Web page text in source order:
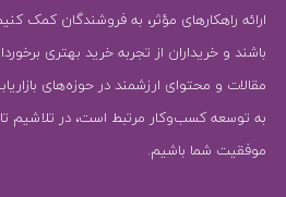
ارائه راهکارهای مؤثر، به فروشندگان کمک
باشند و خریداران از تجربه خرید بهتری
مقالات و محتوای ارزشمند در حوزه‌های
به توسعه کسب‌وکار مرتبط است، در تلاشیم تا
موفقیت شما باشیم.